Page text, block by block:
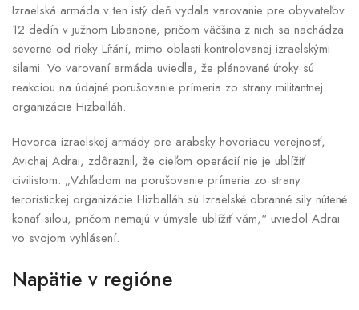
Izraelská armáda v ten istý deň vydala varovanie pre obyvateľov
12 dedín v južnom Libanone, pričom väčšina z nich sa nachádza
severne od rieky Lítání, mimo oblasti kontrolovanej izraelskými
silami. Vo varovaní armáda uviedla, že plánované útoky sú
reakciou na údajné porušovanie prímeria zo strany militantnej
organizácie Hizballáh.
Hovorca izraelskej armády pre arabsky hovoriacu verejnosť,
Avichaj Adrai, zdôraznil, že cieľom operácií nie je ublížiť
civilistom. „Vzhľadom na porušovanie prímeria zo strany
teroristickej organizácie Hizballáh sú Izraelské obranné sily nútené
konať silou, pričom nemajú v úmysle ublížiť vám,“ uviedol Adrai
vo svojom vyhlásení.
Napätie v regióne